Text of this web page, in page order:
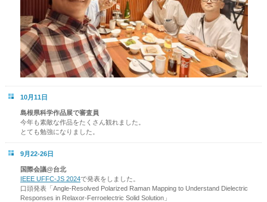
10月11日
島根県科学作品展で審査員
今年も素敵な作品をたくさん観れました。
とても勉強になりました。
9月22-26日
国際会議@台北
IEEE UFFC-JS 2024で発表をしました。
口頭発表「Angle-Resolved Polarized Raman Mapping to Understand Dielectric
Responses in Relaxor-Ferroelectric Solid Solution」